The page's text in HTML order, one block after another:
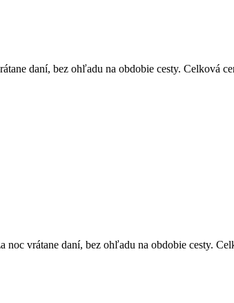
daní, bez ohľadu na obdobie cesty. Celková
noc vrátane daní, bez ohľadu na obdobie cesty.